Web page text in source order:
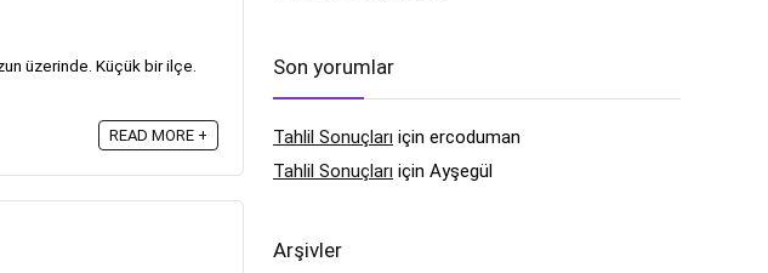
üzerinde. Küçük bir ilçe.
READ MORE +
Son yorumlar
Tahlil Sonuçları için ercoduman
Tahlil Sonuçları için Ayşegül
Arşivler